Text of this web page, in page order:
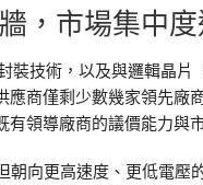
，市場集中
裝技術，以及與邏輯晶
應商僅剩少數幾家領先
領導廠商的議價能力與
朝向更高速度、更低電